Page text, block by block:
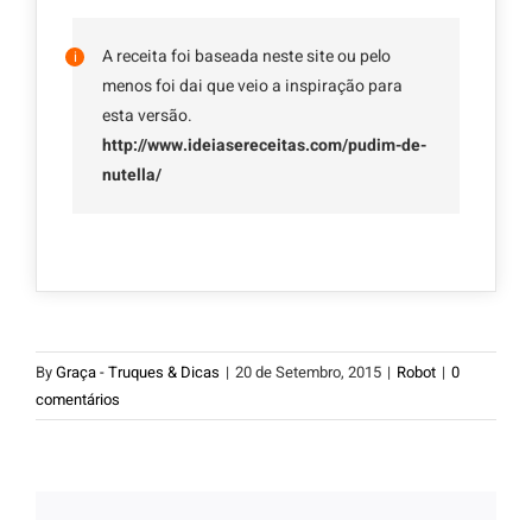
A receita foi baseada neste site ou pelo
menos foi dai que veio a inspiração para
esta versão.
http://www.ideiasereceitas.com/pudim-de-
nutella/
ByGraça - Truques & Dicas | 20 de Setembro, 2015 | Robot | 0
comentários